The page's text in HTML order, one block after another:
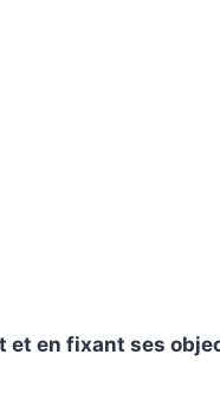
et en fixant ses